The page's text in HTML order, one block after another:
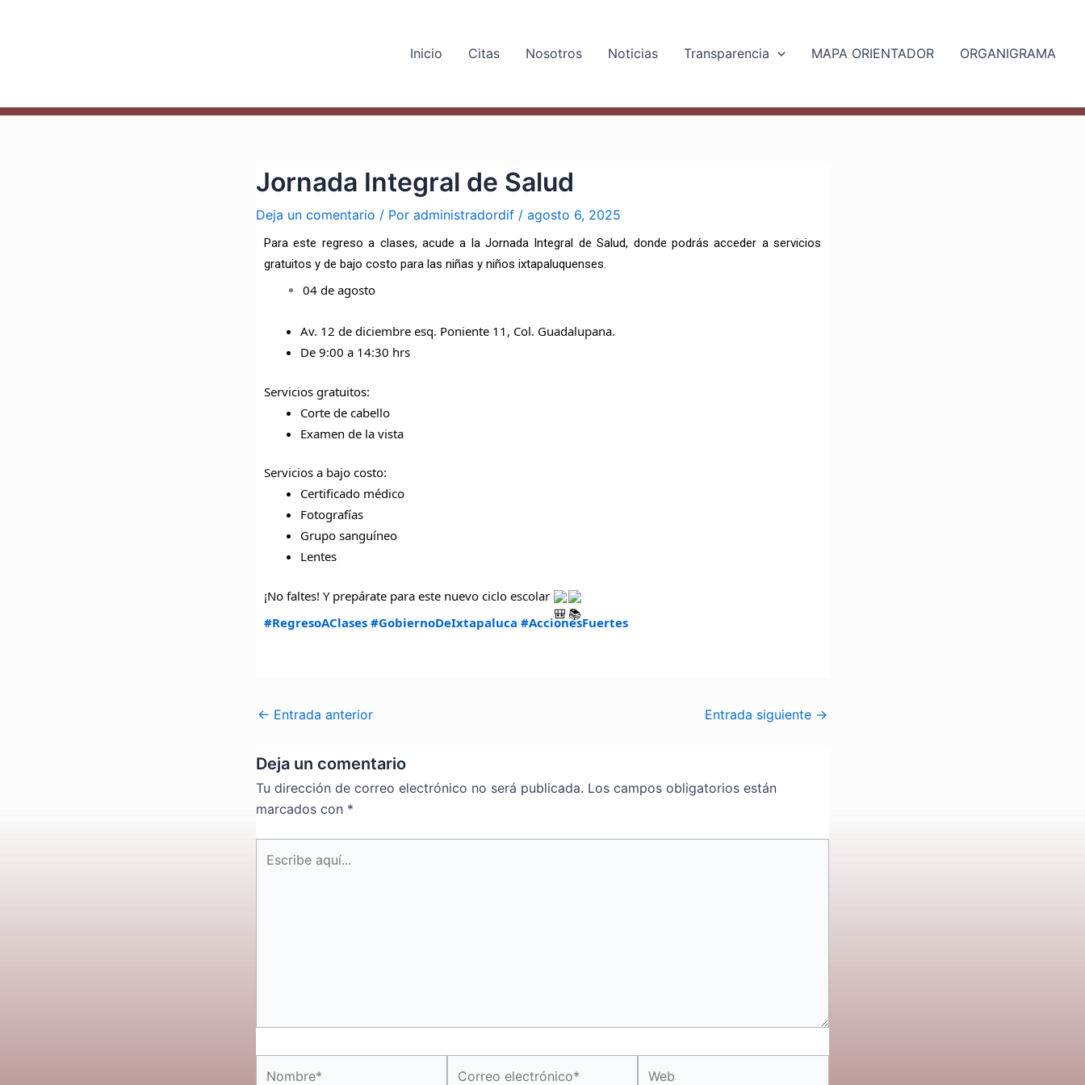
Inicio Citas Nosotros Noticias Transparencia MAPA ORIENTADOR ORGANIGRAMA
Jornada Integral de Salud
Deja un comentario / Por administradordif / agosto 6, 2025
Para este regreso a clases, acude a la Jornada Integral de Salud, donde podrás acceder a servicios
gratuitos y de bajo costo para las niñas y niños ixtapaluquenses.
04 de agosto
Av. 12 de diciembre esq. Poniente 11, Col. Guadalupana.
De 9:00 a 14:30 hrs
Servicios gratuitos:
Corte de cabello
Examen de la vista
Servicios a bajo costo:
Certificado médico
Fotografías
Grupo sanguíneo
Lentes
¡No faltes! Y prepárate para este nuevo ciclo escolar
#RegresoAClases #GobiernoDeIxtapaluca #AccionesFuertes
← Entrada anterior Entrada siguiente →
Deja un comentario
Tu dirección de correo electrónico no será publicada. Los campos obligatorios están
marcados con *
aquí...